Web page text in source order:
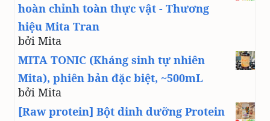
hoàn chỉnh toàn thực vật - Thương
hiệu Mita Tran
bởi Mita
MITA TONIC (Kháng sinh tự nhiên
Mita), phiên bản đặc biệt, ~500mL
bởi Mita
[Raw protein] Bột dinh dưỡng Protein